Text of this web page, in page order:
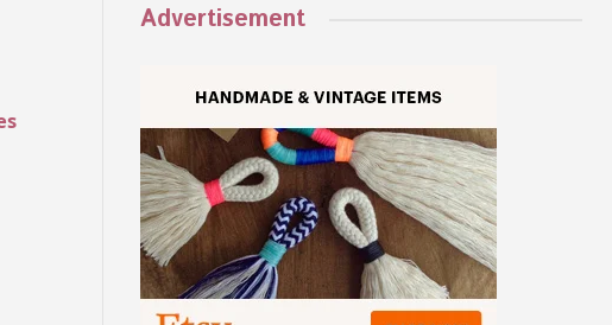
Advertisement